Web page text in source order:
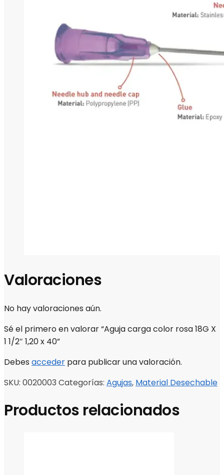
Valoraciones
No hay valoraciones aún.
Sé el primero en valorar “Aguja carga color rosa 18G X
1 1/2″ 1,20 x 40”
Debes acceder para publicar una valoración.
SKU: 0020003 Categorías: Agujas, Material Desechable
Productos relacionados